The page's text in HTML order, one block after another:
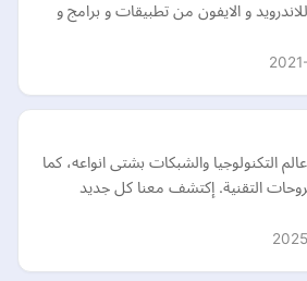
و الايفون من تطبيقات و برامج و
التكنولوجيا والشبكات بشتى انواعه، كما
التقنية. إكتشف معنا كل جديد